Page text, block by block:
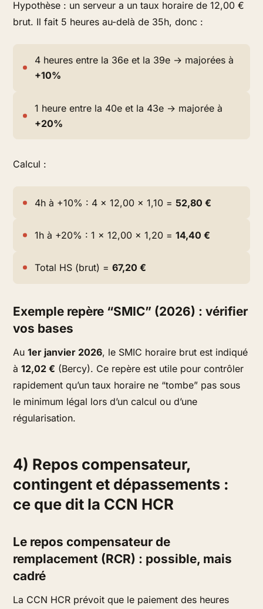
Hypothèse : un serveur a un taux horaire de 12,00 €
brut. Il fait 5 heures au-delà de 35h, donc :
4 heures entre la 36e et la 39e → majorées à
+10%
1 heure entre la 40e et la 43e → majorée à
+20%
Calcul :
4h à +10% : 4 × 12,00 × 1,10 =52,80 €
1h à +20% : 1 × 12,00 × 1,20 =14,40 €
Total HS (brut) =67,20 €
Exemple repère “SMIC” (2026) : vérifier
vos bases
Au1er janvier 2026, le SMIC horaire brut est indiqué
à12,02 € (Bercy). Ce repère est utile pour contrôler
rapidement qu’un taux horaire ne “tombe” pas sous
le minimum légal lors d’un calcul ou d’une
régularisation.
4) Repos compensateur,
contingent et dépassements :
ce que dit la CCN HCR
Le repos compensateur de
remplacement (RCR) : possible, mais
cadré
La CCN HCR prévoit que le paiement des heures